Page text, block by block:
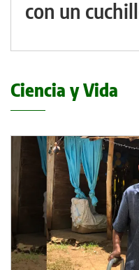
con un
Ciencia y Vida